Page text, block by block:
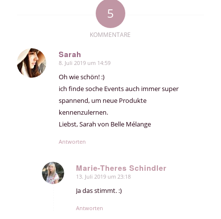
5
KOMMENTARE
Sarah
sagte:
8. Juli 2019 um 14:59
Oh wie schön! :)
ich finde soche Events auch immer super
spannend, um neue Produkte
kennenzulernen.
Liebst, Sarah von Belle Mélange
Antworten
Marie-Theres Schindler
sagte:
13. Juli 2019 um 23:18
Ja das stimmt. :)
Antworten